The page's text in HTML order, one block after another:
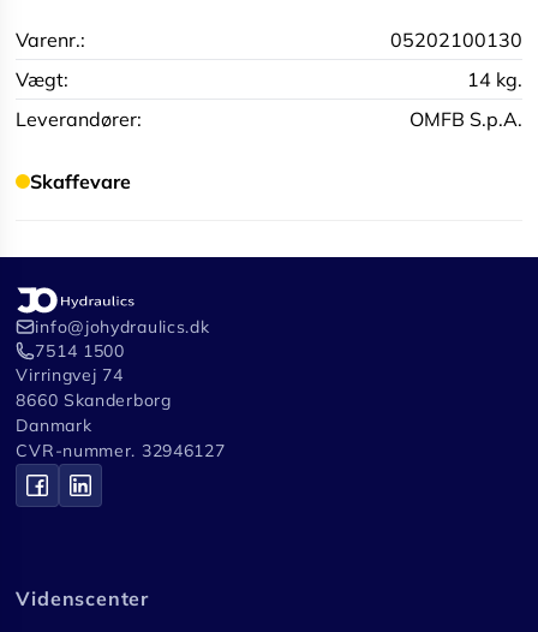
Varenr.:
05202100130
Vægt:
14 kg.
Leverandører:
OMFB S.p.A.
Skaffevare
info@johydraulics.dk
7514 1500
Virringvej 74
8660 Skanderborg
Danmark
CVR-nummer. 32946127
Videnscenter